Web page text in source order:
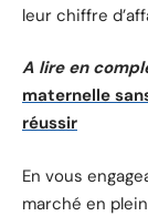
leur chiffre
A lire en
maternelle
réussir
En vous
marché en